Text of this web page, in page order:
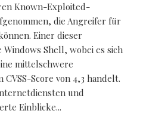
Known-Exploited-
die Angreifer für
Einer dieser
Shell, wobei es sich
mittelschwere
Score von 4,3 handelt.
und
Einblicke...